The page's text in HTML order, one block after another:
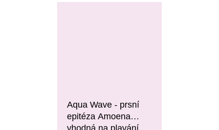
Aqua Wave - prsní
epitéza Amoena